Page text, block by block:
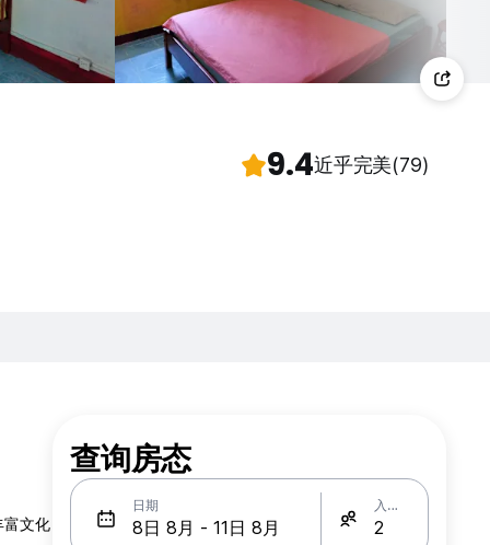
9.4近乎完美(79)
文化
查询房态
日期 入住人数